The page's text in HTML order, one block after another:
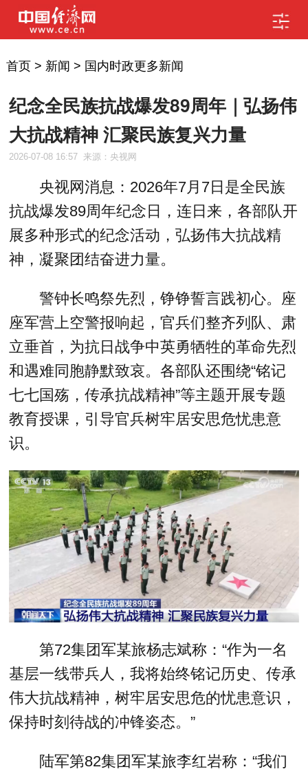
首页> 新闻 > 国内时政更多新闻
纪念全民族抗战爆发89周年｜弘扬伟
大抗战精神 汇聚民族复兴力量
2026-07-08 16:57 来源：央视网
央视网消息：2026年7月7日是全民族
抗战爆发89周年纪念日，连日来，各部队开
展多种形式的纪念活动，弘扬伟大抗战精
神，凝聚团结奋进力量。
警钟长鸣祭先烈，铮铮誓言践初心。座
座军营上空警报响起，官兵们整齐列队、肃
立垂首，为抗日战争中英勇牺牲的革命先烈
和遇难同胞静默致哀。各部队还围绕“铭记
七七国殇，传承抗战精神”等主题开展专题
教育授课，引导官兵树牢居安思危忧患意
识。
第72集团军某旅杨志斌称：“作为一名
基层一线带兵人，我将始终铭记历史、传承
伟大抗战精神，树牢居安思危的忧患意识，
保持时刻待战的冲锋姿态。”
陆军第82集团军某旅李红岩称：“我们